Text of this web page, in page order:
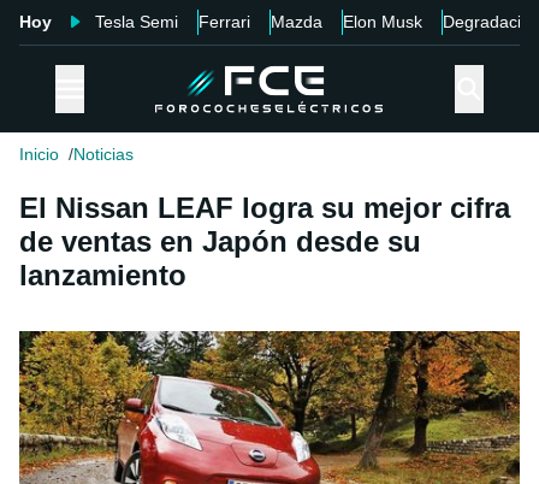
Hoy Tesla Semi Ferrari Mazda Elon Musk Degradación
Inicio Noticias
El Nissan LEAF logra su mejor cifra
de ventas en Japón desde su
lanzamiento